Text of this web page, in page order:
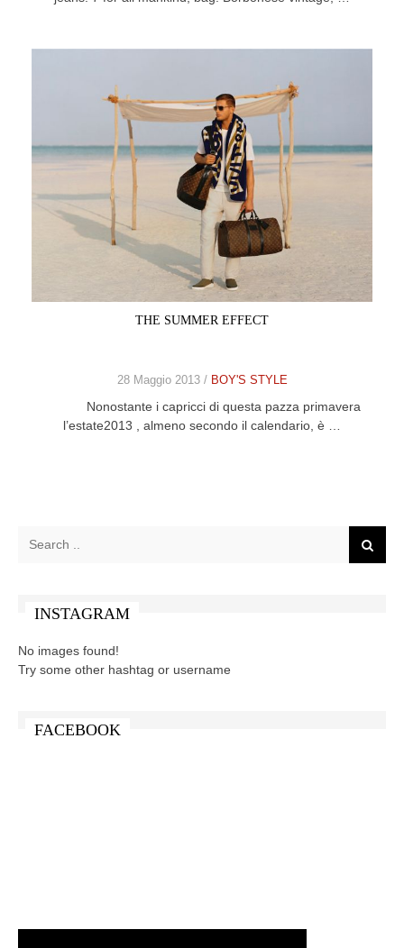
THE SUMMER EFFECT
28 Maggio 2013 / BOY'S STYLE
Nonostante i capricci di questa pazza primavera
l’estate2013 , almeno secondo il calendario, è …
INSTAGRAM
No images found!
Try some other hashtag or username
FACEBOOK